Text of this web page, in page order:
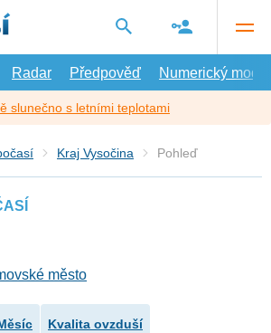
Radar Předpověď Numerický model
slunečno s letními teplotami
Kraj Vysočina Pohleď
město
Kvalita ovzduší